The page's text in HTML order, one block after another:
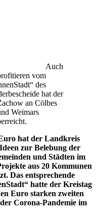
Auch
vom
des
hat der
an Cölbes
Weimars
hat der Landkreis
zur Belebung der
und Städten im
aus 20 Kommunen
Das entsprechende
hatte der Kreistag
Euro starken zweiten
Corona-Pandemie im